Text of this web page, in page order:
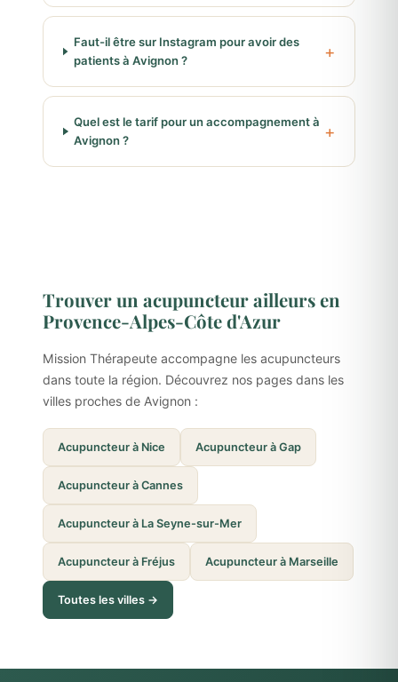
Faut-il être sur Instagram pour avoir des
patients à Avignon ?
Quel est le tarif pour un accompagnement à
Avignon ?
Trouver un acupuncteur ailleurs en
Provence-Alpes-Côte d'Azur
Mission Thérapeute accompagne les acupuncteurs
dans toute la région. Découvrez nos pages dans les
villes proches de Avignon :
Acupuncteur à Nice Acupuncteur à Gap
Acupuncteur à Cannes
Acupuncteur à La Seyne-sur-Mer
Acupuncteur à Fréjus Acupuncteur à Marseille
Toutes les villes →